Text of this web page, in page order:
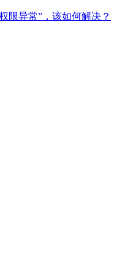
限异常”，该如何解决？